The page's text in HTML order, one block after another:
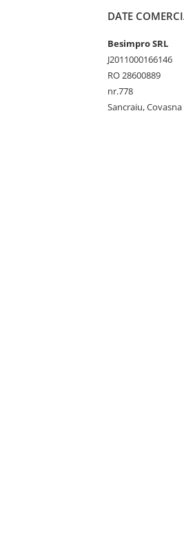
DATE
Besimpro SRL
J2011000166146
RO 28600889
nr.778
Sancraiu, Covasna